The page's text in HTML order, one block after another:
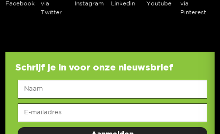
Facebook
via
Twitter
Instagram
Linkedin
Youtube
via
Pinterest
Schrijf je in voor onze nieuwsbrief